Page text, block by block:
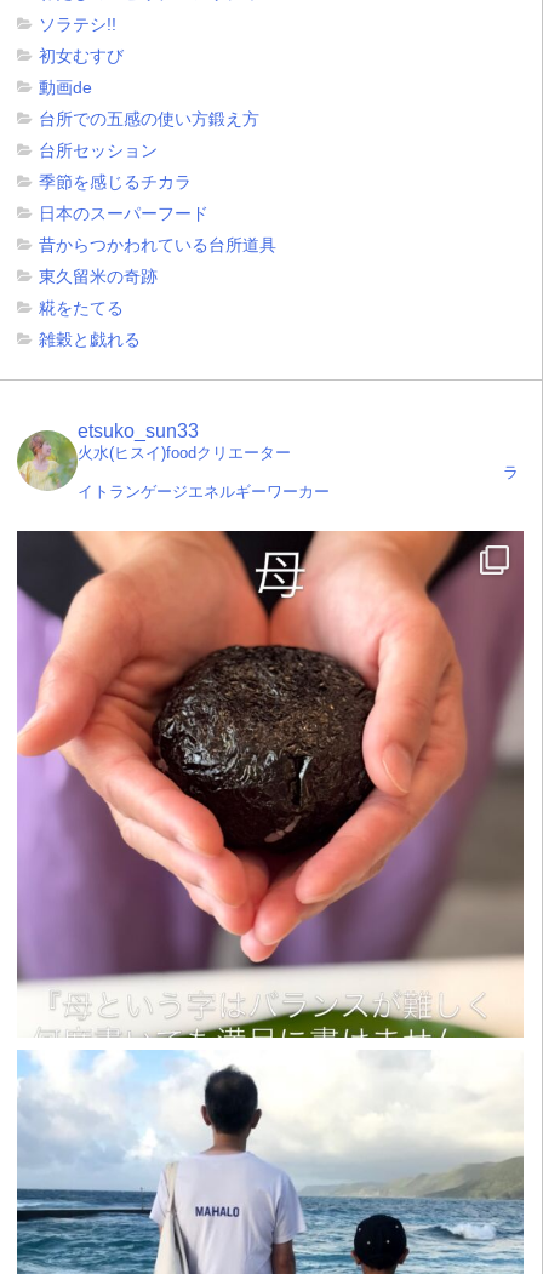
ソラテシ!!
初女むすび
動画de
台所での五感の使い方鍛え方
台所セッション
季節を感じるチカラ
日本のスーパーフード
昔からつかわれている台所道具
東久留米の奇跡
糀をたてる
雑穀と戯れる
etsuko_sun33
火水(ヒスイ)foodクリエーター
ラ
イトランゲージエネルギーワーカー